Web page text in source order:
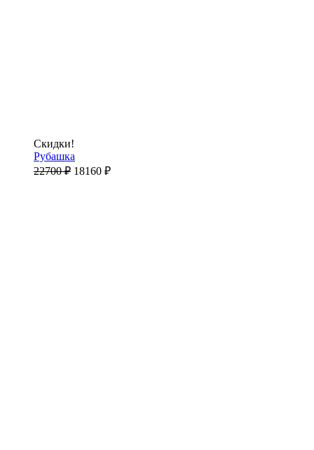
Скидки!
Рубашка
22700₽ 18160 ₽